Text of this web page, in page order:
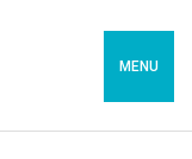
MENU